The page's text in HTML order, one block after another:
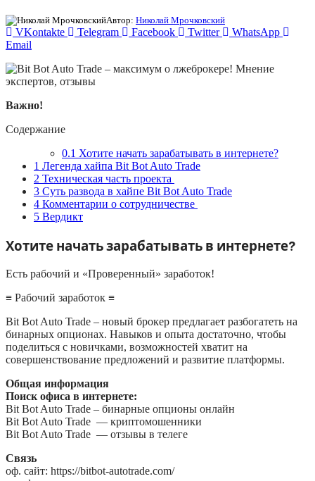
Автор: Николай Мрочковский
VKontakte Telegram Facebook Twitter
WhatsApp
Email
Важно!
Содержание
0.1 Хотите начать зарабатывать в интернете?
1 Легенда хайпа Bit Bot Auto Trade
2 Техническая часть проекта
3 Суть развода в хайпе Bit Bot Auto Trade
4 Комментарии о сотрудничестве
5 Вердикт
Хотите начать зарабатывать в интернете?
Есть рабочий и «Проверенный» заработок!
≡ Рабочий заработок ≡
Bit Bot Auto Trade – новый брокер предлагает разбогатеть на
бинарных опционах. Навыков и опыта достаточно, чтобы
поделиться с новичками, возможностей хватит на
совершенствование предложений и развитие платформы.
Общая информация
Поиск офиса в интернете:
Bit Bot Auto Trade – бинарные опционы онлайн
Bit Bot Auto Trade — криптомошенники
Bit Bot Auto Trade — отзывы в телеге
Связь
оф. сайт: https://bitbot-autotrade.com/